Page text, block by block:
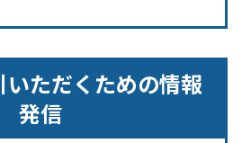
いただくための情報
発信